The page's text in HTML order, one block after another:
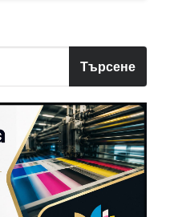
Търсене